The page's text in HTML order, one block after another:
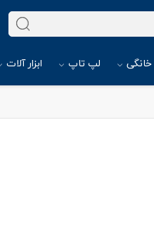
خانگی لپ تاپ ابزار آلات